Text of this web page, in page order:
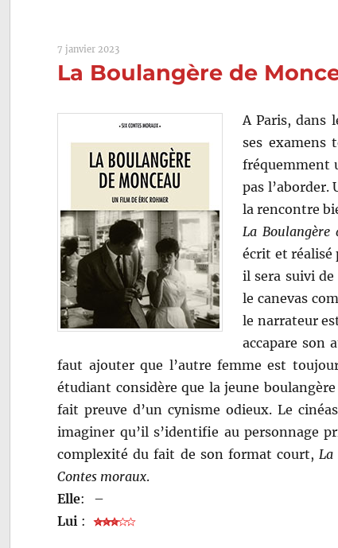
7 janvier 2023
La Boulangère de
A Paris, dans
ses examens
fréquemment
pas
la rencontre
La Boulangère
écrit et réalisé
il sera suivi
le canevas
le narrateur
accapare son
faut ajouter que l’autre femme est
étudiant considère que la jeune
fait preuve d’un cynisme odieux. Le
imaginer qu’il s’identifie au personnage
complexité du fait de son format court, La
Contes moraux.
Elle:
–
Lui :